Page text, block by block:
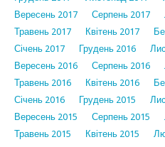
Вересень 2017
Серпень 2017
Травень 2017
Квітень 2017
Січень 2017
Грудень 2016
Вересень 2016
Серпень 2016
Травень 2016
Квітень 2016
Січень 2016
Грудень 2015
Вересень 2015
Серпень 2015
Травень 2015
Квітень 2015